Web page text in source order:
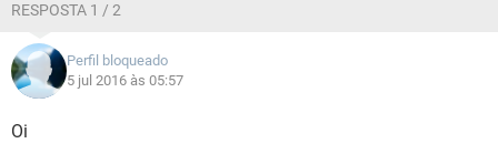
RESPOSTA 1 / 2
Perfil bloqueado
5 jul 2016 às 05:57
Oi